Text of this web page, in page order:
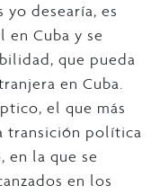
yo desearía, es
en Cuba y se
que pueda
en Cuba.
el que más
transición política
en la que se
en los